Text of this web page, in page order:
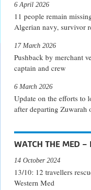
11 people remain
Algerian navy, survivor
6 April 2026
Pushback by merchant
captain and crew
17 March 2026
Update on the efforts to
after departing Zuwarah
6 March 2026
WATCH THE MED –
13/10: 12 travellers
Western Med
14 October 2024